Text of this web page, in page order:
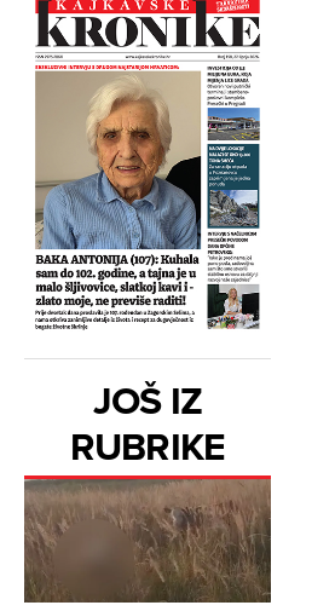
JOŠ IZ
RUBRIKE